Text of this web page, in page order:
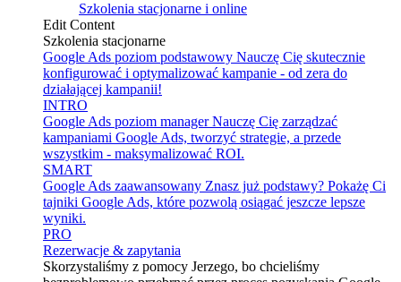
Szkolenia stacjonarne i online
Edit Content
Szkolenia stacjonarne
Google Ads poziom podstawowy Nauczę Cię skutecznie
konfigurować i optymalizować kampanie - od zera do
działającej kampanii!
INTRO
Google Ads poziom manager Nauczę Cię zarządzać
kampaniami Google Ads, tworzyć strategie, a przede
wszystkim - maksymalizować ROI.
SMART
Google Ads zaawansowany Znasz już podstawy? Pokażę Ci
tajniki Google Ads, które pozwolą osiągać jeszcze lepsze
wyniki.
PRO
Rezerwacje & zapytania
Skorzystaliśmy z pomocy Jerzego, bo chcieliśmy